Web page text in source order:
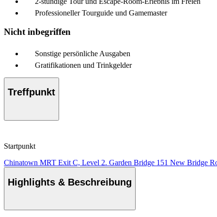
Professioneller Tourguide und Gamemaster
Nicht inbegriffen
Sonstige persönliche Ausgaben
Gratifikationen und Trinkgelder
Treffpunkt
Startpunkt
Chinatown MRT Exit C, Level 2. Garden Bridge 151 New Bridge
Highlights & Beschreibung